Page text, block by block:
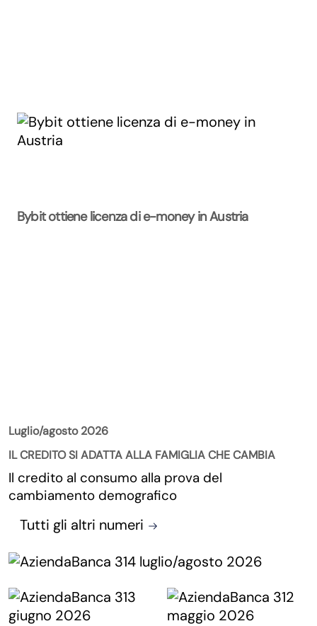
Bybit ottiene licenza di e-money in Austria
Luglio/agosto 2026
IL CREDITO SI ADATTA ALLA FAMIGLIA CHE CAMBIA
Il credito al consumo alla prova del
cambiamento demografico
Tutti gli altri numeri